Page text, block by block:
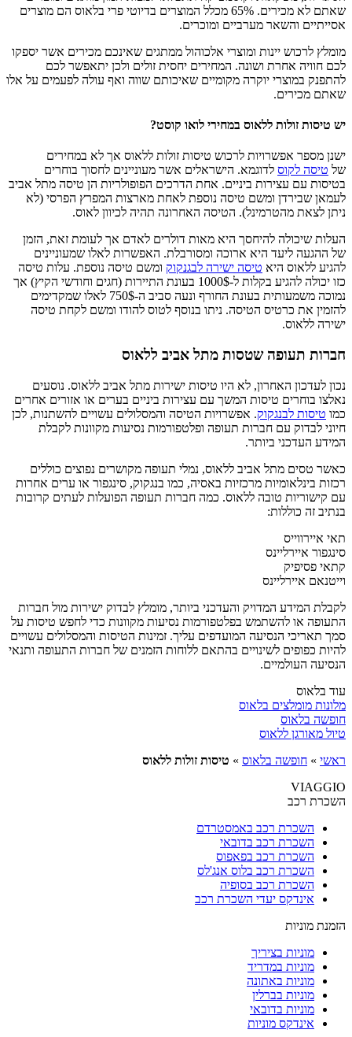
שאתם לא מכירים. 65% מכלל המוצרים בדיוטי פרי בלאוס הם מוצרים
אסייתיים והשאר מערביים ומוכרים.
מומלץ לרכוש יינות ומוצרי אלכוהול ממתגים שאינכם מכירים אשר יספקו
לכם חוויה אחרת ושונה. המחירים יחסית זולים ולכן יתאפשר לכם
להתפנק במוצרי יוקרה מקומיים שאיכותם שווה ואף עולה לפעמים על אלו
שאתם מכירים.
יש טיסות זולות ללאוס במחירי לואו קוסט?
ישנן מספר אפשרויות לרכוש טיסות זולות ללאוס אך לא במחירים
של טיסה לקוס לדוגמא. הישראלים אשר מעוניינים לחסוך בוחרים
בטיסות עם עצירות ביניים. אחת הדרכים הפופולריות הן טיסה מתל אביב
לעמאן שבירדן ומשם טיסה נוספת לאחת מארצות המפרץ הפרסי (לא
ניתן לצאת מהטרמינל). הטיסה האחרונה תהיה לכיוון לאוס.
העלות שיכולה להיחסך היא מאות דולרים לאדם אך לעומת זאת, הזמן
של ההגעה ליעד היא ארוכה ומסורבלת. האפשרות לאלו שמעוניינים
להגיע ללאוס היא טיסה ישירה לבגנקוק ומשם טיסה נוספת. עלות טיסה
כזו יכולה להגיע בקלות ל-1000$ בעונת התיירות (חגים וחודשי הקיץ) אך
נמוכה משמעותית בעונת החורף ונעה סביב ה-750$ לאלו שמקדימים
להזמין את כרטיס הטיסה. ניתו בנוסף לטוס להודו ומשם לקחת טיסה
ישירה ללאוס.
חברות תעופה שטסות מתל אביב ללאוס
נכון לעדכון האחרון, לא היו טיסות ישירות מתל אביב ללאוס. נוסעים
נאלצו בוחרים טיסות המשך עם עצירות ביניים בערים או אזורים אחרים
כמו טיסות לבנגקוק. אפשרויות הטיסה והמסלולים עשויים להשתנות, לכן
חיוני לבדוק עם חברות תעופה ופלטפורמות נסיעות מקוונות לקבלת
המידע העדכני ביותר.
כאשר טסים מתל אביב ללאוס, נמלי תעופה מקושרים נפוצים כוללים
רכזות בינלאומיות מרכזיות באסיה, כמו בנגקוק, סינגפור או ערים אחרות
עם קישוריות טובה ללאוס. כמה חברות תעופה הפועלות לעתים קרובות
בנתיב זה כוללות:
תאי איירווייס
סינגפור איירליינס
קתאי פסיפיק
וייטנאם איירליינס
לקבלת המידע המדויק והעדכני ביותר, מומלץ לבדוק ישירות מול חברות
התעופה או להשתמש בפלטפורמות נסיעות מקוונות כדי לחפש טיסות על
סמך תאריכי הנסיעה המועדפים עליך. זמינות הטיסות והמסלולים עשויים
להיות כפופים לשינויים בהתאם ללוחות הזמנים של חברות התעופה ותנאי
הנסיעה העולמיים.
עוד בלאוס
מלונות מומלצים בלאוס
חופשה בלאוס
טיול מאורגן ללאוס
ראשי » חופשה בלאוס » טיסות זולות ללאוס
VIAGGIO
השכרת רכב
השכרת רכב באמסטרדם
השכרת רכב בדובאי
השכרת רכב בפאפוס
השכרת רכב בלוס אנג'לס
השכרת רכב בסופיה
אינדקס יעדי השכרת רכב
הזמנת מוניות
מוניות בציריך
מוניות במדריד
מוניות באתונה
מוניות בברלין
מוניות בדובאי
אינדקס מוניות